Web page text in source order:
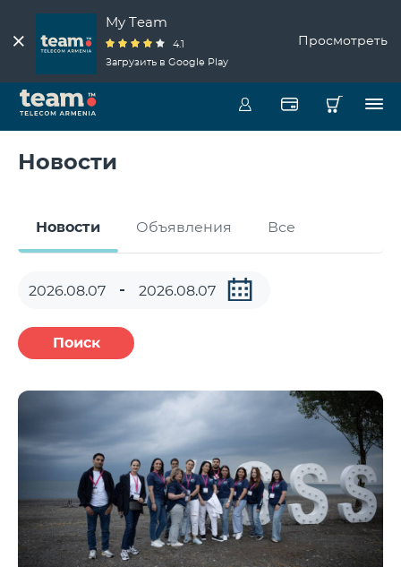
My Team
4.1
Загрузить в Google Play
Просмотреть
Новости
Новости Объявления Все
Поиск